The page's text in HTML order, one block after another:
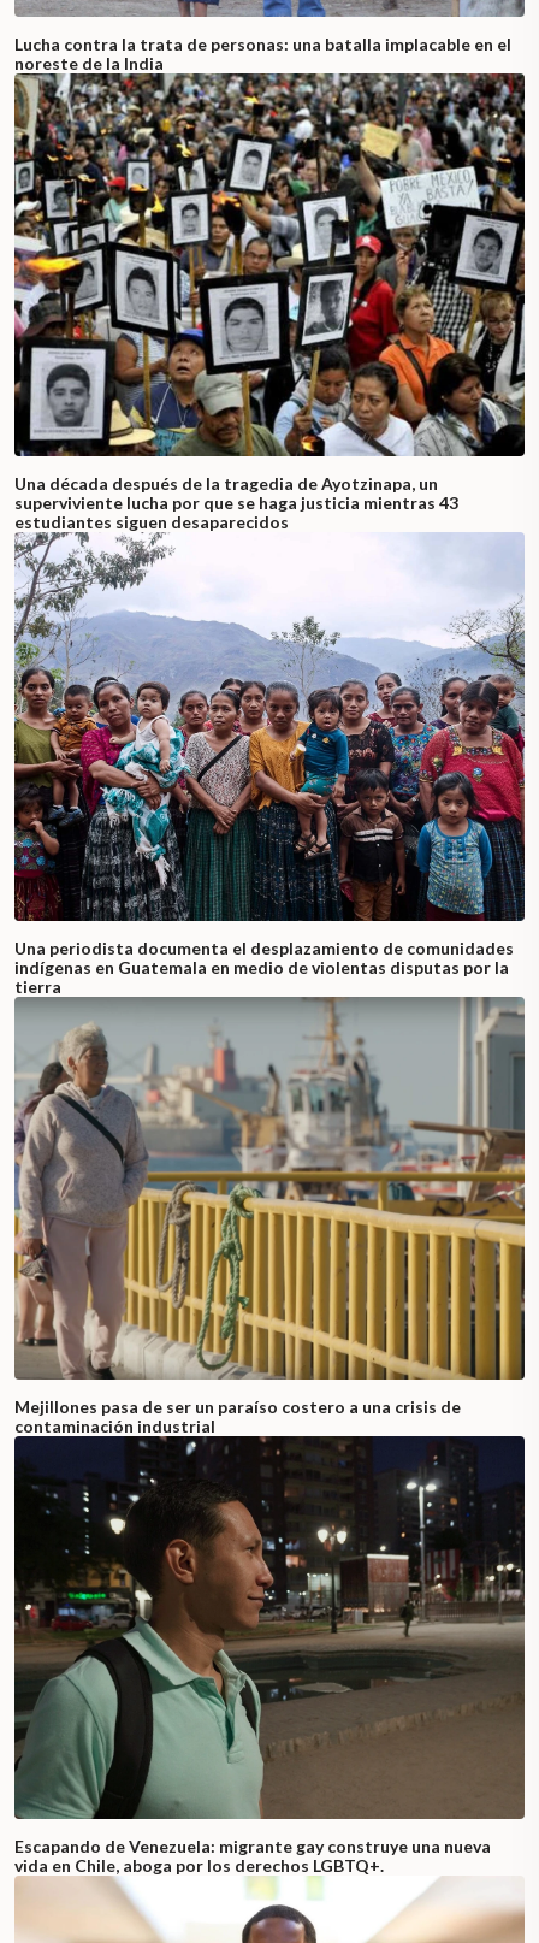
Lucha contra la trata de personas: una batalla implacable en el
noreste de la India
Una década después de la tragedia de Ayotzinapa, un
superviviente lucha por que se haga justicia mientras 43
estudiantes siguen desaparecidos
Una periodista documenta el desplazamiento de comunidades
indígenas en Guatemala en medio de violentas disputas por la
tierra
Mejillones pasa de ser un paraíso costero a una crisis de
contaminación industrial
Escapando de Venezuela: migrante gay construye una nueva
vida en Chile, aboga por los derechos LGBTQ+.